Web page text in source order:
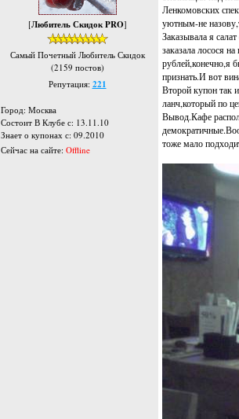
[Любитель Скидок PRO]
Самый Почетный Любитель Скидок
(2159 постов)
Репутация: 221
Город: Москва
Состоит В Клубе с: 13.11.10
Знает о купонах с: 09.2010
Сейчас на сайте: Offline
Ленкомовских
уютным-не
Заказывала я
заказала лосося
рублей,конечно,я
признать.И вот
Второй купон так
ланч,который по
Вывод.Кафе
тоже мало